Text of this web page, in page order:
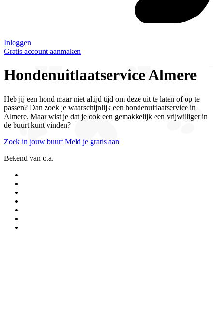
Inloggen
Gratis account aanmaken
Hondenuitlaatservice Almere
Heb jij een hond maar niet altijd tijd om deze uit te laten of op te
passen? Dan zoek je waarschijnlijk een hondenuitlaatservice in
Almere. Maar wist je dat je ook een gemakkelijk een vrijwilliger in
de buurt kunt vinden?
Zoek in jouw buurt Meld je gratis aan
Bekend van o.a.